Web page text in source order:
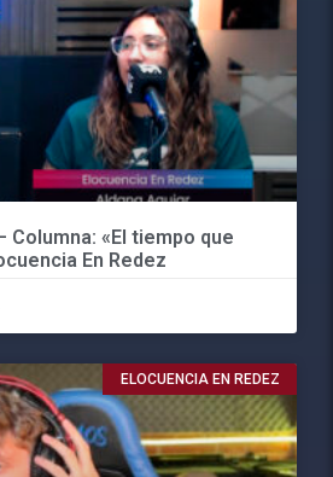
Columna: «El tiempo que
En Redez
ELOCUENCIA EN REDEZ